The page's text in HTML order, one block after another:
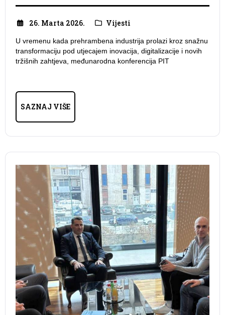
26. Marta 2026. Vijesti
U vremenu kada prehrambena industrija prolazi kroz snažnu
transformaciju pod utjecajem inovacija, digitalizacije i novih
tržišnih zahtjeva, međunarodna konferencija PIT
SAZNAJ VIŠE